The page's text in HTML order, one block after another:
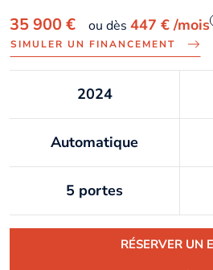
35 900 € ou dès 447 € /mois
SIMULER UN FINANCEMENT
2024
Automatique
5 portes
RÉSERVER UN